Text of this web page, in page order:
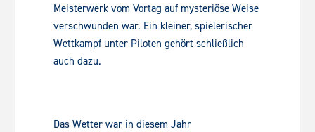
Meisterwerk vom Vortag auf mysteriöse Weise
verschwunden war. Ein kleiner, spielerischer
Wettkampf unter Piloten gehört schließlich
auch dazu.
Das Wetter war in diesem Jahr